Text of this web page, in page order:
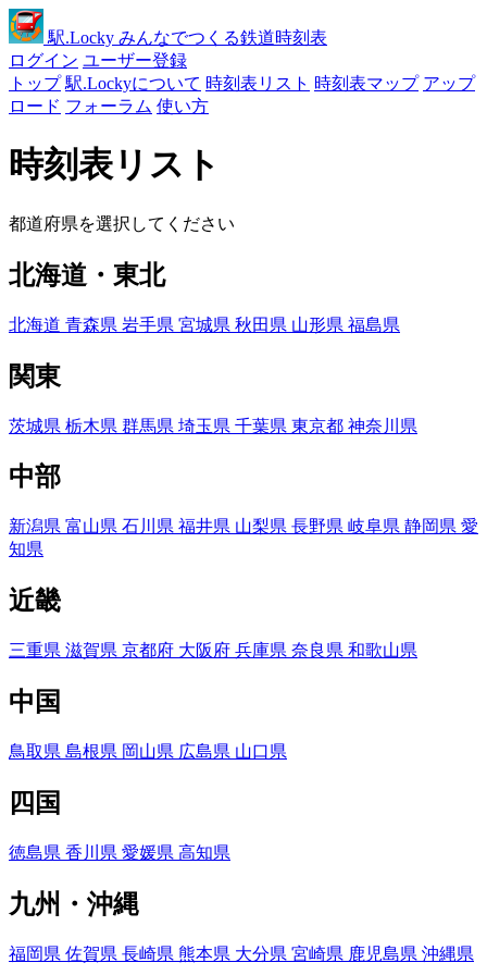
駅.Locky みんなでつくる鉄道時刻表
ログイン ユーザー登録
トップ 駅.Lockyについて 時刻表リスト 時刻表マップ アップ
ロード フォーラム 使い方
時刻表リスト
都道府県を選択してください
北海道・東北
北海道 青森県 岩手県 宮城県 秋田県 山形県 福島県
関東
茨城県 栃木県 群馬県 埼玉県 千葉県 東京都 神奈川県
中部
新潟県 富山県 石川県 福井県 山梨県 長野県 岐阜県 静岡県 愛
知県
近畿
三重県 滋賀県 京都府 大阪府 兵庫県 奈良県 和歌山県
中国
鳥取県 島根県 岡山県 広島県 山口県
四国
徳島県 香川県 愛媛県 高知県
九州・沖縄
福岡県 佐賀県 長崎県 熊本県 大分県 宮崎県 鹿児島県 沖縄県